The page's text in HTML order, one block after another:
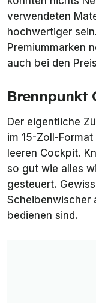
verwendeten
hochwertiger
Premiummarken
auch bei den
Brennpunkt
Der eigentliche
im 15-Zoll-
leeren Cockpit.
so gut wie alles
gesteuert.
Scheibenwischer
bedienen sind.